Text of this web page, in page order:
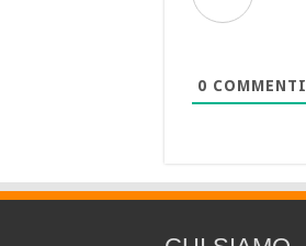
0 COMMENTI